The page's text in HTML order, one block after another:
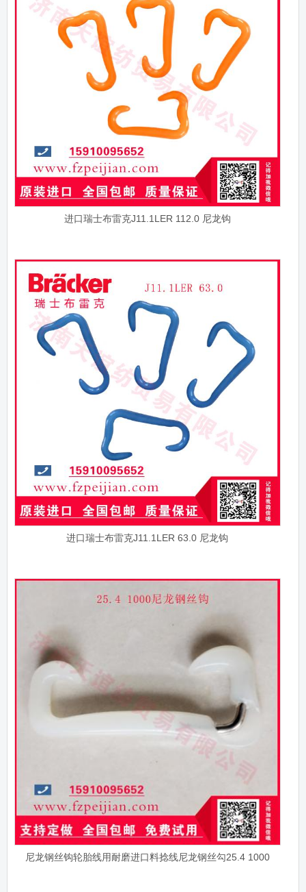
进口瑞士布雷克J11.1LER 112.0 尼龙钩
进口瑞士布雷克J11.1LER 63.0 尼龙钩
尼龙钢丝钩轮胎线用耐磨进口料捻线尼龙钢丝勾25.4 1000